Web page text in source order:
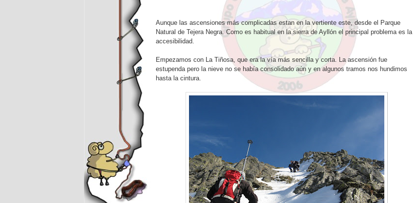
Aunque las ascensiones más complicadas estan en la vertiente este, desde el Parque
Natural de Tejera Negra. Como es habitual en la sierra de Ayllón el principal problema es la
accesibilidad.
Empezamos con La Tiñosa, que era la vía más sencilla y corta. La ascensión fue
estupenda pero la nieve no se había consolidado aún y en algunos tramos nos hundimos
hasta la cintura.